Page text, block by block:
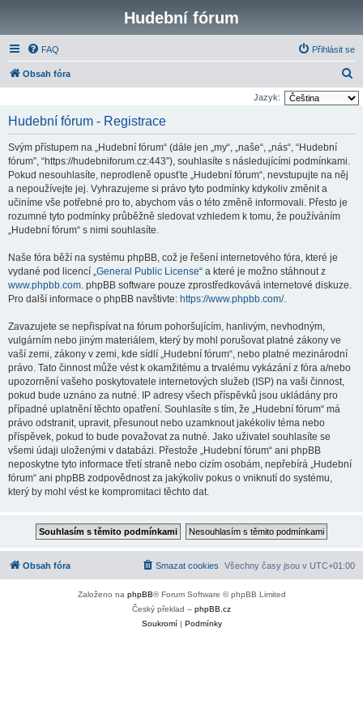
Hudební fórum
FAQ Přihlásit se
Obsah fóra
l
Jazyk:
Hudební fórum - Registrace
Svým přístupem na „Hudební fórum“ (dále jen „my“, „naše“, „nás“, “Hudební
fórum”, “https://hudebniforum.cz:443”), souhlasíte s následujícími podmínkami.
Pokud nesouhlasíte, neprodleně opusťte „Hudební fórum“, nevstupujte na něj
a nepoužívejte jej. Vyhrazujeme si právo tyto podmínky kdykoliv změnit a
učiníme vše potřebné pro to, abychom vás o této změně informovali. Přesto je
rozumné tyto podmínky průběžně sledovat vzhledem k tomu, že používáním
„Hudební fórum“ s nimi souhlasíte.
Naše fóra běží na systému phpBB, což je řešení internetového fóra, které je
vydané pod licencí „General Public License“ a které je možno stáhnout z
www.phpbb.com. phpBB software pouze zprostředkovává internetové diskuze.
Pro další informace o phpBB navštivte: https://www.phpbb.com/.
Zavazujete se nepřispívat na fórum pohoršujícím, hanlivým, nevhodným,
vulgárním nebo jiným materiálem, který by mohl porušovat platné zákony ve
vaší zemi, zákony v zemi, kde sídlí „Hudební fórum“, nebo platné mezinárodní
právo. Tato činnost může vést k okamžitému a trvalému vykázání z fóra a/nebo
upozornění vašeho poskytovatele internetových služeb (ISP) na vaši činnost,
pokud bude uznáno za nutné. IP adresy všech příspěvků jsou ukládány pro
případné uplatnění těchto opatření. Souhlasíte s tím, že „Hudební fórum“ má
právo odstranit, upravit, přesunout nebo uzamknout jakékoliv téma nebo
příspěvek, pokud to bude považovat za nutné. Jako uživatel souhlasíte se
všemi údaji uloženými v databázi. Přestože „Hudební fórum“ ani phpBB
neposkytne tyto informace třetí straně nebo cizím osobám, nepřebírá „Hudební
fórum“ ani phpBB zodpovědnost za jakýkoliv pokus o vniknutí do systému,
který by mohl vést ke kompromitaci těchto dat.
Obsah fóra Všechny časy jsou v UTC+01:00
Smazat cookies
Založeno na phpBB® Forum Software © phpBB Limited
Český překlad – phpBB.cz
Soukromí| Podmínky